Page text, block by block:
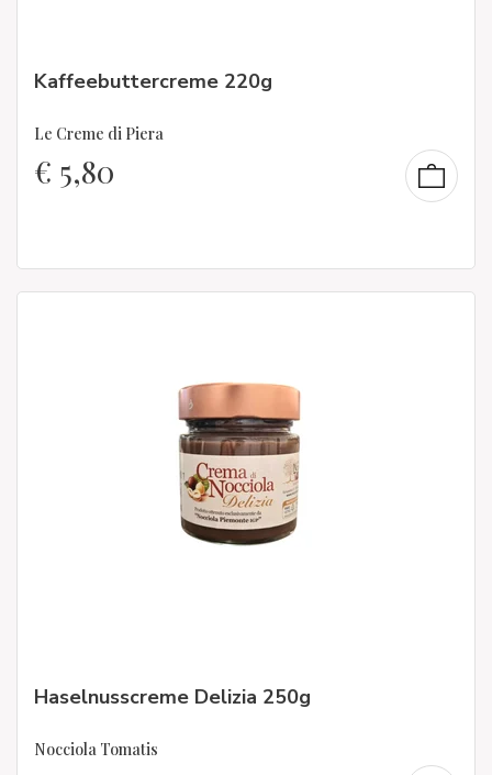
Kaffeebuttercreme 220g
Le Creme di Piera
€ 5,80
Haselnusscreme Delizia 250g
Nocciola Tomatis